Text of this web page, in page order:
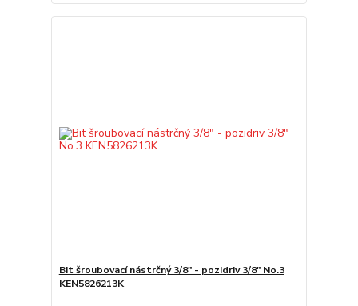
Bit šroubovací nástrčný 3/8" - pozidriv 3/8" No.3
KEN5826213K